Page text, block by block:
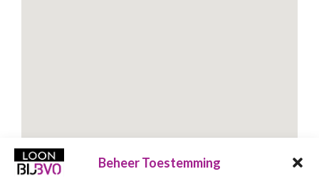
Beheer Toestemming